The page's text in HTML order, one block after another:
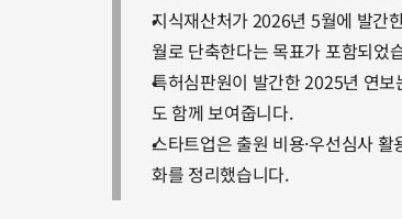
지식재산처가 2026년 5월에 발간
월로 단축한다는 목표가 포함되었
특허심판원이 발간한 2025년 연보
도 함께 보여줍니다.
스타트업은 출원 비용·우선심사
화를 정리했습니다.